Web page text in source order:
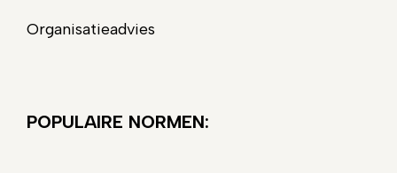
Organisatieadvies
POPULAIRE NORMEN: